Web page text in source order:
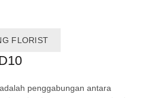
FLORIST
penggabungan antara